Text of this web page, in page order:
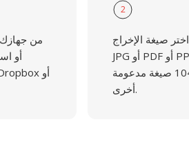
أو
2
اختر صيغة الإخراج — PNG أو
JPG أو PDF أو PPM أو أي من
أكثر من 104 صيغة مدعومة
أخرى.